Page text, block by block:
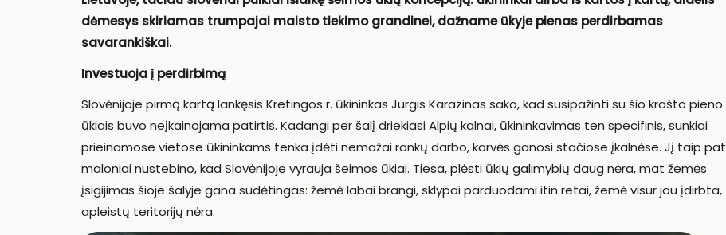
dėmesys skiriamas trumpajai maisto tiekimo grandinei, dažname ūkyje pienas perdirbamas
savarankiškai.
Investuoja į perdirbimą
Slovėnijoje pirmą kartą lankęsis Kretingos r. ūkininkas Jurgis Karazinas sako, kad susipažinti su šio krašto pieno
ūkiais buvo neįkainojama patirtis. Kadangi per šalį driekiasi Alpių kalnai, ūkininkavimas ten specifinis, sunkiai
prieinamose vietose ūkininkams tenka įdėti nemažai rankų darbo, karvės ganosi stačiose įkalnėse. Jį taip pat
maloniai nustebino, kad Slovėnijoje vyrauja šeimos ūkiai. Tiesa, plėsti ūkių galimybių daug nėra, mat žemės
įsigijimas šioje šalyje gana sudėtingas: žemė labai brangi, sklypai parduodami itin retai, žemė visur jau įdirbta,
apleistų teritorijų nėra.